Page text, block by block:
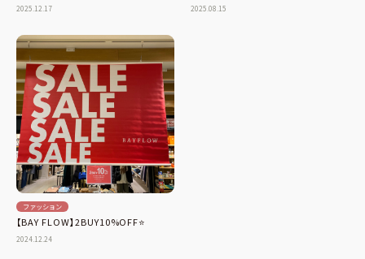
2025.12.17 2025.08.15
ファッション
【BAY FLOW】2BUY10%OFF⭐️
2024.12.24